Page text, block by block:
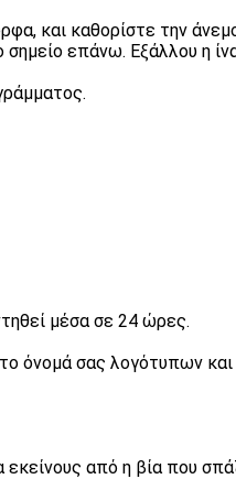
και καθορίστε την
επάνω. Εξάλλου η
μέσα σε 24 ώρες.
όνομά σας λογότυπων και
εκείνους από η βία που